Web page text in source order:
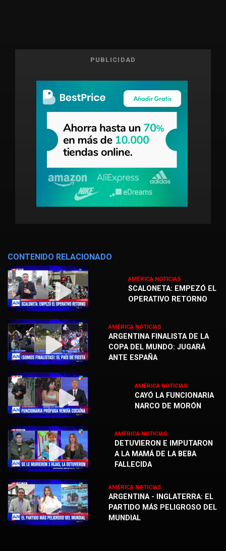
PUBLICIDAD
CONTENIDO RELACIONADO
AMÉRICA NOTICIAS
SCALONETA: EMPEZÓ EL
OPERATIVO RETORNO
AMÉRICA NOTICIAS
ARGENTINA FINALISTA DE LA
COPA DEL MUNDO: JUGARÁ
ANTE ESPAÑA
AMÉRICA NOTICIAS
CAYÓ LA FUNCIONARIA
NARCO DE MORÓN
AMÉRICA NOTICIAS
DETUVIERON E IMPUTARON
A LA MAMÁ DE LA BEBA
FALLECIDA
AMÉRICA NOTICIAS
ARGENTINA - INGLATERRA: EL
PARTIDO MÁS PELIGROSO DEL
MUNDIAL